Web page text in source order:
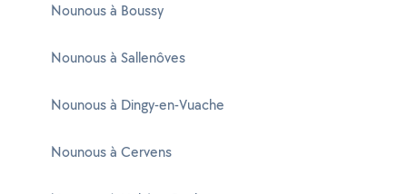
Nounous à Boussy
Nounous à Sallenôves
Nounous à Dingy-en-Vuache
Nounous à Cervens